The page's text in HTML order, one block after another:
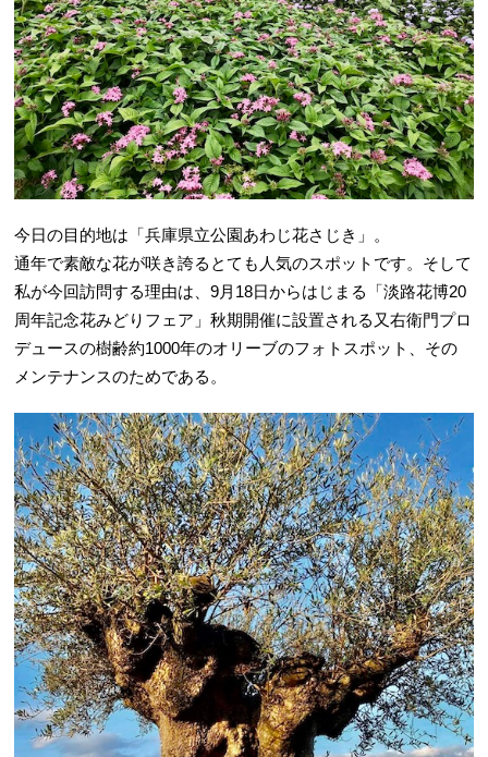
今日の目的地は「兵庫県立公園あわじ花さじき」。
通年で素敵な花が咲き誇るとても人気のスポットです。そして
私が今回訪問する理由は、9月18日からはじまる「淡路花博20
周年記念花みどりフェア」秋期開催に設置される又右衛門プロ
デュースの樹齢約1000年のオリーブのフォトスポット、その
メンテナンスのためである。